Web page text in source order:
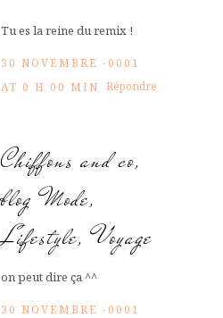
Tu es la reine du remix !
30 NOVEMBRE -0001
AT 0 H 00 MIN Répondre
Chiffons and co,
blog Mode,
Lifestyle, Voyage
on peut dire ça ^^
30 NOVEMBRE -0001